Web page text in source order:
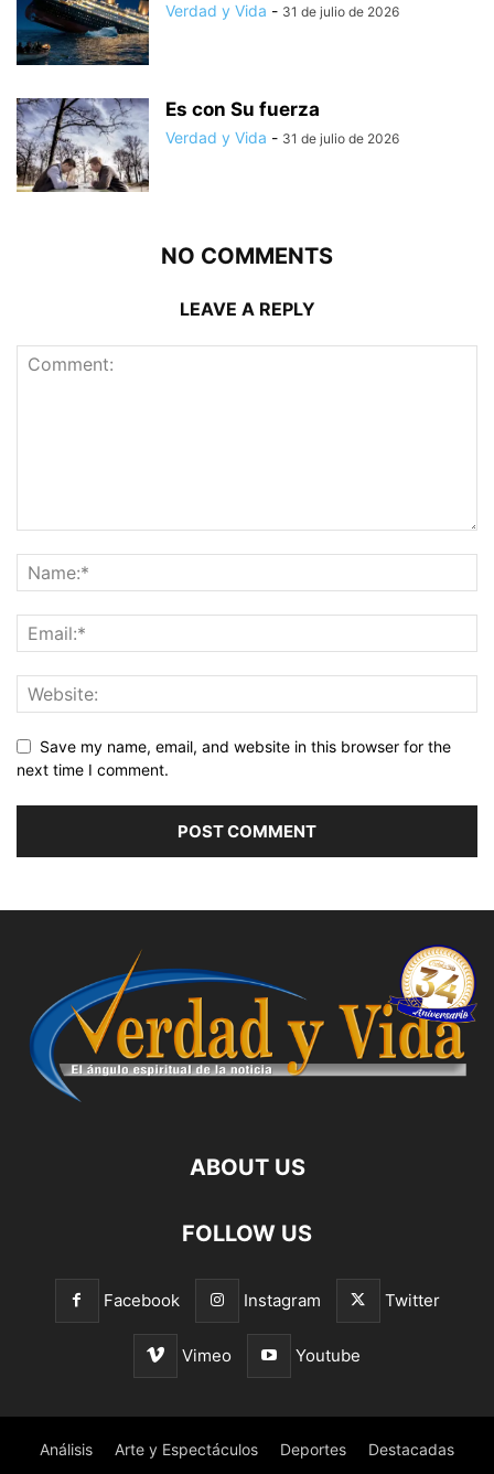
Verdad y Vida - 31 de julio de 2026
Es con Su fuerza
Verdad y Vida - 31 de julio de 2026
NO COMMENTS
LEAVE A REPLY
Save my name, email, and website in this browser for the
next time I comment.
ABOUT US
FOLLOW US
Facebook Instagram Twitter
Vimeo Youtube
Análisis Arte y Espectáculos Deportes Destacadas